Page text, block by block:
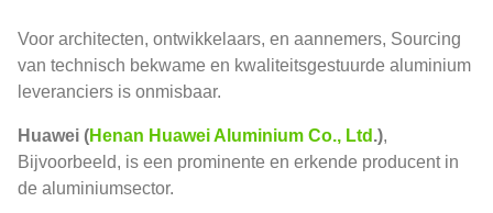
Voor architecten, ontwikkelaars, en aannemers, Sourcing
van technisch bekwame en kwaliteitsgestuurde aluminium
leveranciers is onmisbaar.
Huawei (Henan Huawei Aluminium Co., Ltd .),
Bijvoorbeeld, is een prominente en erkende producent in
de aluminiumsector.